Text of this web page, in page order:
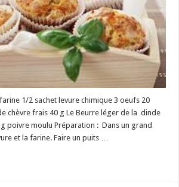
1/2 sachet levure chimique 3 oeufs 20
chèvre frais 40 g Le Beurre léger de la dinde
poivre moulu Préparation : Dans un grand
et la farine. Faire un puits …